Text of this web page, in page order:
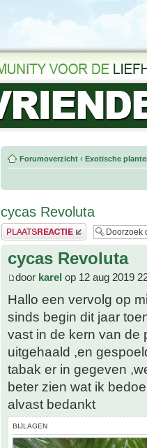
Forumoverzicht ‹ Exotische
cycas Revoluta
Plaats een reactie
cycas Revoluta
door karel op 12 aug 2019
Hallo een vervolg op
sinds begin dit jaar
vast in de kern van de
uitgehaald ,en
tabak er in gegeven
beter zien wat ik
alvast bedankt
BIJLAGEN